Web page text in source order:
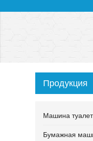
Продукция
Машина
Бумажная